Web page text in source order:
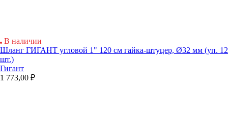
В наличии
Шланг ГИГАНТ угловой 1" 120 см гайка-штуцер, Ø32 мм (уп. 12
шт.)
Гигант
1 773,00 ₽